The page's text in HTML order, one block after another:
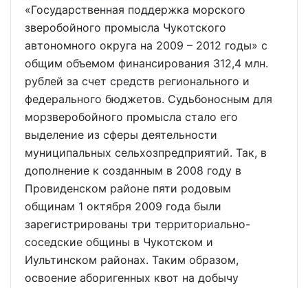
«Государственная поддержка морского
зверобойного промысла Чукотского
автономного округа на 2009 – 2012 годы» с
общим объемом финансирования 312,4 млн.
рублей за счет средств регионального и
федерального бюджетов. Судьбоносным для
морзверобойного промысла стало его
выделение из сферы деятельности
муниципальных сельхозпредприятий. Так, в
дополнение к созданным в 2008 году в
Провиденском районе пяти родовым
общинам 1 октября 2009 года были
зарегистрированы три территориально-
соседские общины в Чукотском и
Иультинском районах. Таким образом,
освоение аборигенных квот на добычу